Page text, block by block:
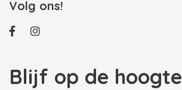
Volg ons!
Blijf op de hoogte